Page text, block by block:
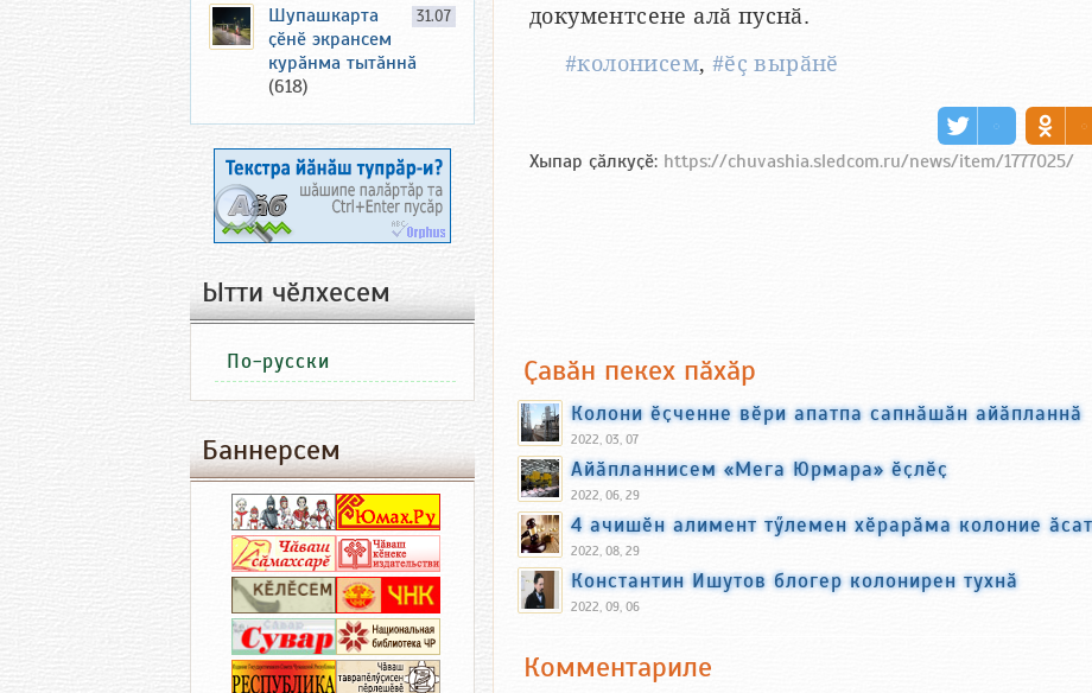
документсене алӑ пуснӑ.
#колонисем, #ӗҫ вырӑнӗ
Хыпар ҫӑлкуҫӗ: https://chuvashia.sledcom.ru/news/item/1777025/
Ҫавӑн пекех пӑхӑр
Колони ӗҫченне вӗри апатпа сапнӑшӑн айӑпланнӑ
2022, 03, 07
Айӑпланнисем «Мега Юрмара» ӗҫлӗҫ
2022, 06, 29
4 ачишӗн алимент тӳлемен хӗрарӑма колоние
2022, 08, 29
Константин Ишутов блогер колонирен тухнӑ
2022, 09, 06
Комментариле
31.07
Шупашкарта
ҫӗнӗ экрансем
курӑнма тытӑннӑ
(618)
Ытти чӗлхесем
По-русски
Баннерсем